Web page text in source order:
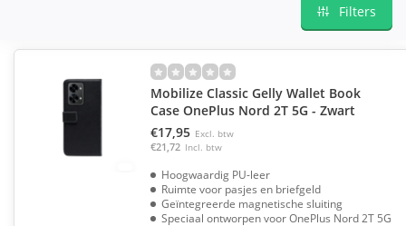
Filters
Mobilize Classic Gelly Wallet Book
Case OnePlus Nord 2T 5G - Zwart
€17,95 Excl. btw
€21,72 Incl. btw
Hoogwaardig PU-leer
Ruimte voor pasjes en briefgeld
Geïntegreerde magnetische sluiting
Speciaal ontworpen voor OnePlus Nord 2T 5G